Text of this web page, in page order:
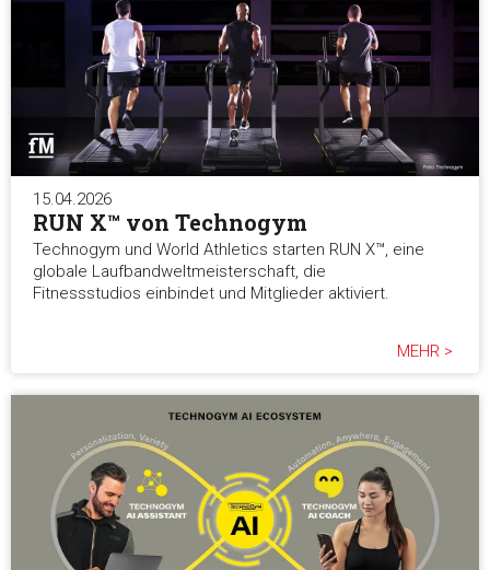
15.04.2026
RUN X™ von Technogym
Technogym und World Athletics starten RUN X™, eine
globale Laufbandweltmeisterschaft, die
Fitnessstudios einbindet und Mitglieder aktiviert.
MEHR >